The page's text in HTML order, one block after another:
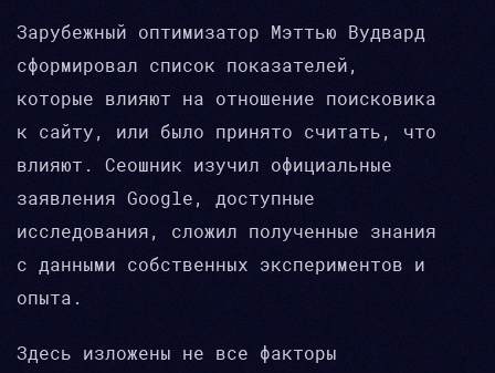
Зарубежный оптимизатор Мэттью Вудвард
сформировал список показателей,
которые влияют на отношение поисковика
к сайту, или было принято считать, что
влияют. Сеошник изучил официальные
заявления Google, доступные
исследования, сложил полученные знания
с данными собственных экспериментов и
опыта.
Здесь изложены не все факторы